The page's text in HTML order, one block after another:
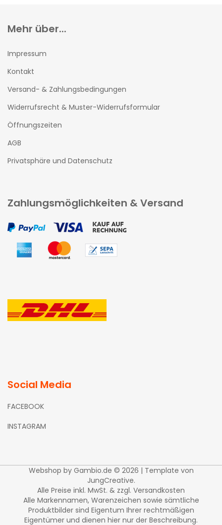
Mehr über...
Impressum
Kontakt
Versand- & Zahlungsbedingungen
Widerrufsrecht & Muster-Widerrufsformular
Öffnungszeiten
AGB
Privatsphäre und Datenschutz
Zahlungsmöglichkeiten & Versand
Social Media
FACEBOOK
INSTAGRAM
Webshop by Gambio.de © 2026 | Template von
JungCreative.
Alle Preise inkl. MwSt. & zzgl. Versandkosten
Alle Markennamen, Warenzeichen sowie sämtliche
Produktbilder sind Eigentum Ihrer rechtmäßigen
Eigentümer und dienen hier nur der Beschreibung.